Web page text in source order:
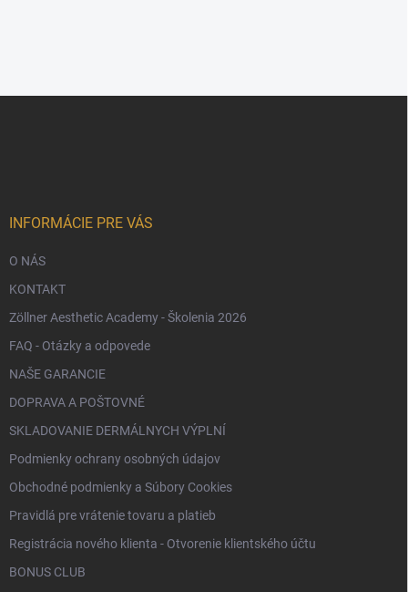
INFORMÁCIE PRE VÁS
O NÁS
KONTAKT
Zöllner Aesthetic Academy - Školenia 2026
FAQ - Otázky a odpovede
NAŠE GARANCIE
DOPRAVA A POŠTOVNÉ
SKLADOVANIE DERMÁLNYCH VÝPLNÍ
Podmienky ochrany osobných údajov
Obchodné podmienky a Súbory Cookies
Pravidlá pre vrátenie tovaru a platieb
Registrácia nového klienta - Otvorenie klientského účtu
BONUS CLUB